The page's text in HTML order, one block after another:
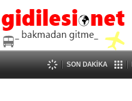
SON DAKİKA